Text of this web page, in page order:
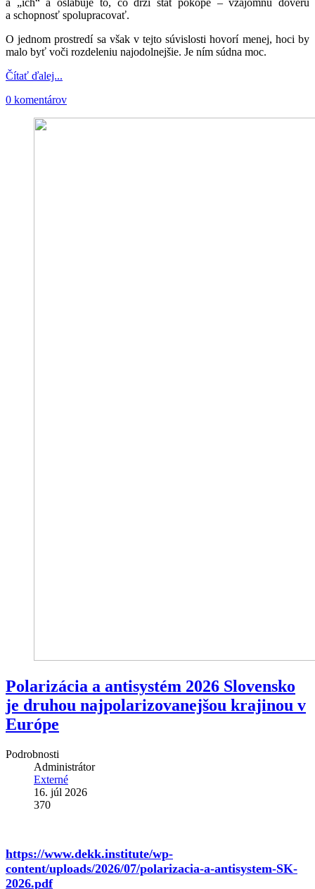
a schopnosť spolupracovať.
O jednom prostredí sa však v tejto súvislosti hovorí menej, hoci by
malo byť voči rozdeleniu najodolnejšie. Je ním súdna moc.
Čítať ďalej...
0 komentárov
Polarizácia a antisystém 2026 Slovensko
je druhou najpolarizovanejšou krajinou v
Európe
Podrobnosti
Administrátor
Externé
16. júl 2026
370
https://www.dekk.institute/wp-
content/uploads/2026/07/polarizacia-a-antisystem-SK-
2026.pdf